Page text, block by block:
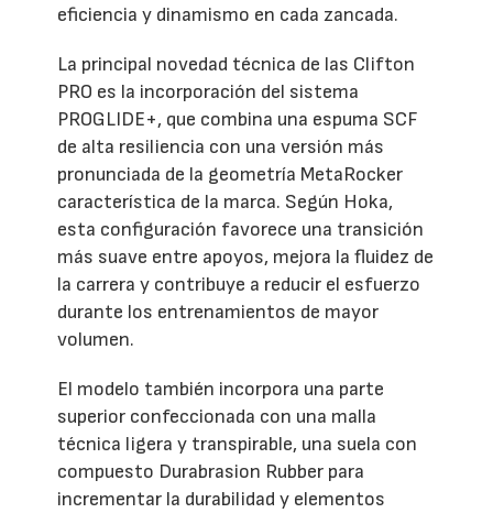
eficiencia y dinamismo en cada zancada.
La principal novedad técnica de las Clifton
PRO es la incorporación del sistema
PROGLIDE+, que combina una espuma SCF
de alta resiliencia con una versión más
pronunciada de la geometría MetaRocker
característica de la marca. Según Hoka,
esta configuración favorece una transición
más suave entre apoyos, mejora la fluidez de
la carrera y contribuye a reducir el esfuerzo
durante los entrenamientos de mayor
volumen.
El modelo también incorpora una parte
superior confeccionada con una malla
técnica ligera y transpirable, una suela con
compuesto Durabrasion Rubber para
incrementar la durabilidad y elementos